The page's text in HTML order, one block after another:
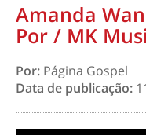
Amanda
Por / MK
Por: Página Gospel
Data de publicação: